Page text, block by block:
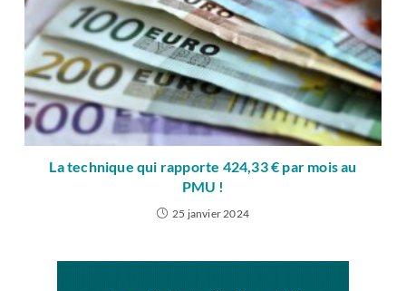
La technique qui rapporte 424,33 € par mois au
PMU !
25 janvier 2024